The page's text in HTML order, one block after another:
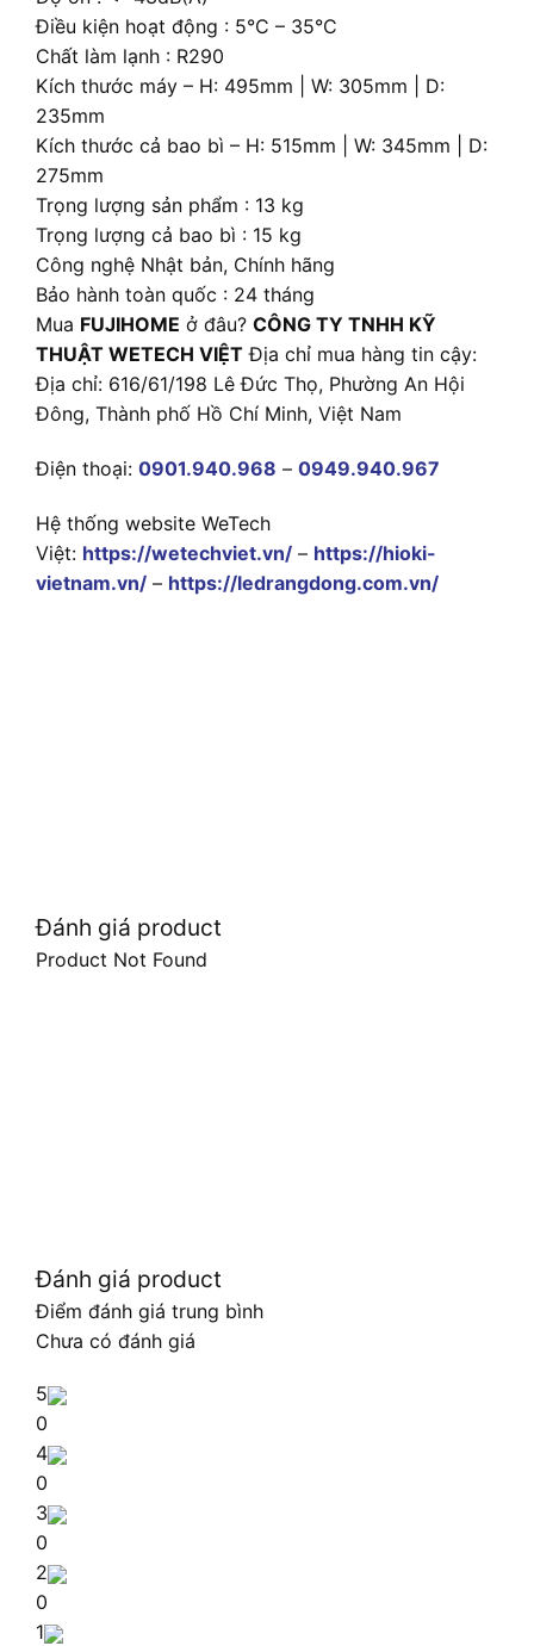
Điều kiện hoạt động : 5°C – 35°C
Chất làm lạnh : R290
Kích thước máy – H: 495mm | W: 305mm | D:
235mm
Kích thước cả bao bì – H: 515mm | W: 345mm | D:
275mm
Trọng lượng sản phẩm : 13 kg
Trọng lượng cả bao bì : 15 kg
Công nghệ Nhật bản, Chính hãng
Bảo hành toàn quốc : 24 tháng
Mua FUJIHOME ở đâu? CÔNG TY TNHH KỸ
THUẬT WETECH VIỆT Địa chỉ mua hàng tin cậy:
Địa chỉ: 616/61/198 Lê Đức Thọ, Phường An Hội
Đông, Thành phố Hồ Chí Minh, Việt Nam
Điện thoại: 0901.940.968 – 0949.940.967
Hệ thống website WeTech
Việt: https://wetechviet.vn/ – https://hioki-
vietnam.vn/ – https://ledrangdong.com.vn/
Đánh giá product
Product Not Found
Đánh giá product
Điểm đánh giá trung bình
Chưa có đánh giá
5
0
4
0
3
0
2
0
1